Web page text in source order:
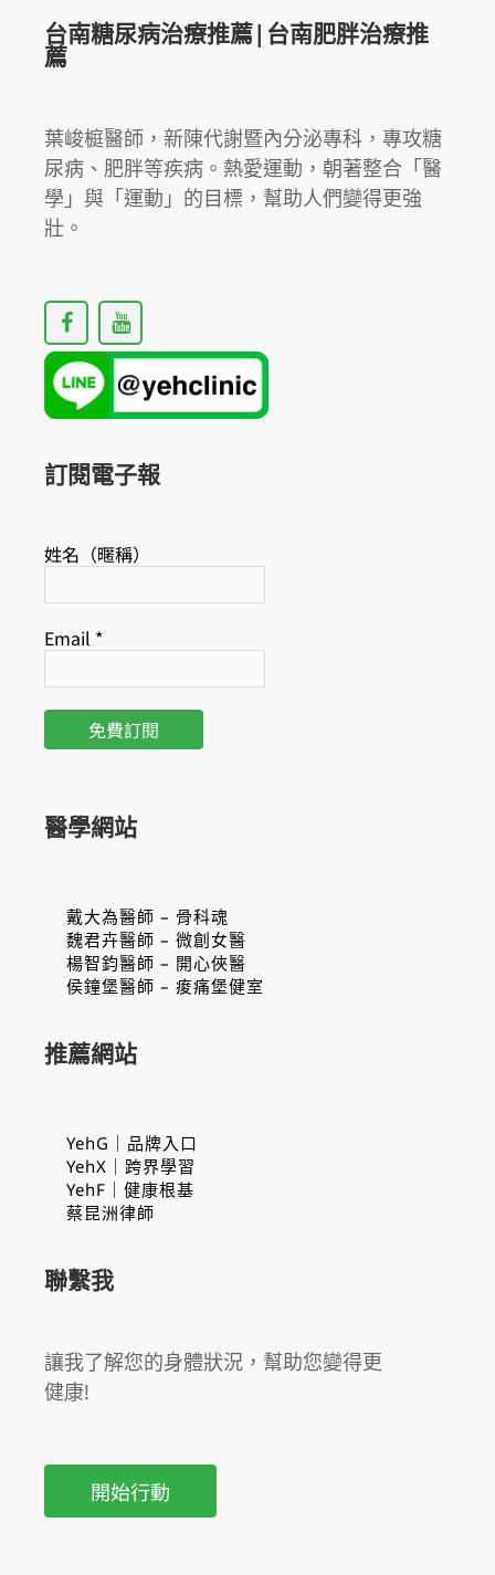
性、
療
則。
台南糖尿病治療推薦|台南肥胖治療推
薦
葉峻榳醫師，新陳代謝暨內分泌專科，專攻糖
尿病、肥胖等疾病。熱愛運動，朝著整合「醫
學」與「運動」的目標，幫助人們變得更強
壯。
F
a
c
e
b
o
k
Y
o
u
t
u
b
訂閱電子報
姓名（暱稱）
Email *
醫學網站
戴大為醫師 – 骨科魂
魏君卉醫師 – 微創女醫
楊智鈞醫師 – 開心俠醫
侯鐘堡醫師 – 痠痛堡健室
推薦網站
YehG｜品牌入口
YehX｜跨界學習
YehF｜健康根基
蔡昆洲律師
聯繫我
讓我了解您的身體狀況，幫助您變得更
健康!
開始行動